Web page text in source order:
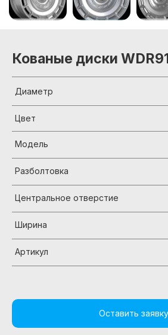
Кованые диски
Диаметр
Цвет
Модель
Разболтовка
Центральное отверстие
Ширина
Артикул
Оставить заявку